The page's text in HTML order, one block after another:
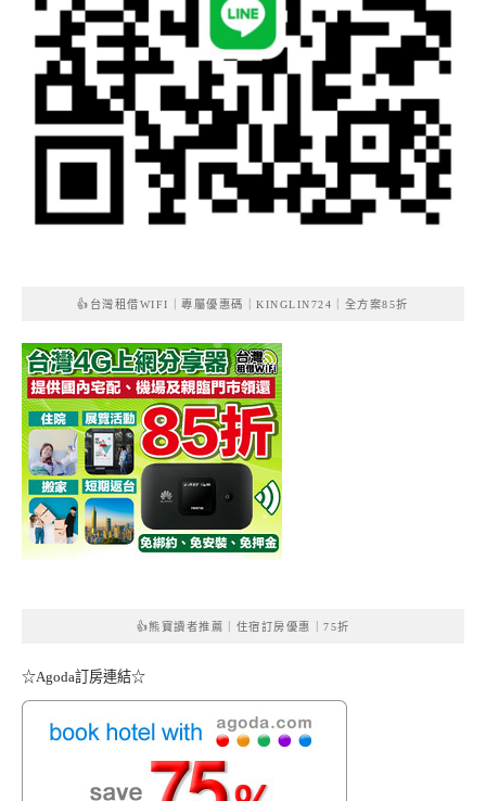
👍台灣租借WIFI｜專屬優惠碼｜KINGLIN724｜全方案85折
👍熊寶讀者推薦｜住宿訂房優惠｜75折
☆Agoda訂房連結☆